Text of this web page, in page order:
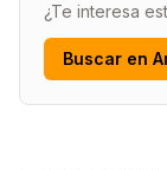
¿Te interesa
Buscar en